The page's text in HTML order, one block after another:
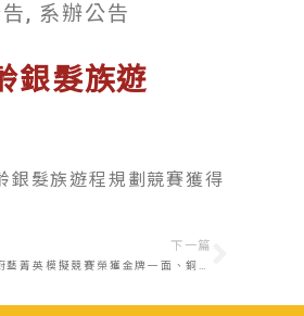
, 系辦公告
銀髮族遊
銀髮族遊程規劃競賽獲得
下一篇
賀!本系同學參加2020 國際廚藝菁英模擬競賽榮獲金牌一面、銅牌兩面